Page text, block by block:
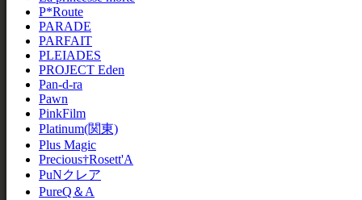
P*Route
PARADE
PARFAIT
PLEIADES
PROJECT Eden
Pan-d-ra
Pawn
PinkFilm
Platinum(関東)
Plus Magic
Precious†Rosett'A
PuNクレア
PureQ＆A